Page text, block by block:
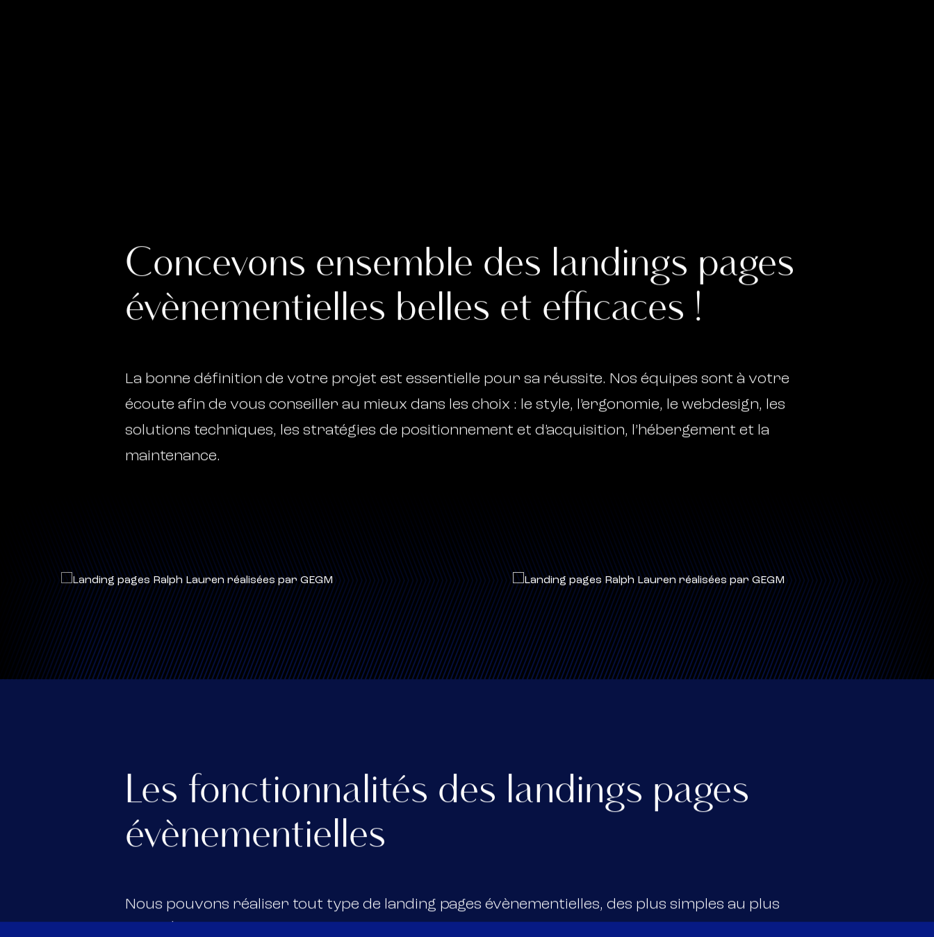
Concevons ensemble des landings pages
évènementielles belles et efficaces !
La bonne définition de votre projet est essentielle pour sa réussite. Nos équipes sont à votre
écoute afin de vous conseiller au mieux dans les choix : le style, l’ergonomie, le webdesign, les
solutions techniques, les stratégies de positionnement et d’acquisition, l’hébergement et la
maintenance.
Les fonctionnalités des landings pages
évènementielles
Nous pouvons réaliser tout type de landing pages évènementielles, des plus simples au plus
avancées.